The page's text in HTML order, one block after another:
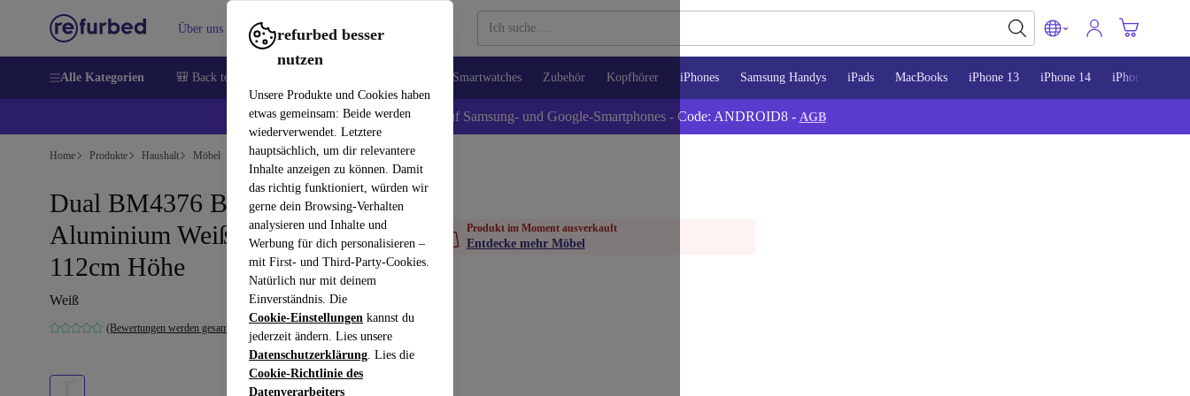
refurbed besser
nutzen
Unsere Produkte und Cookies haben
etwas gemeinsam: Beide werden
wiederverwendet. Letztere
hauptsächlich, um dir relevantere
Inhalte anzeigen zu können. Damit
das richtig funktioniert, würden wir
gerne dein Browsing-Verhalten
analysieren und Inhalte und
Werbung für dich personalisieren –
mit First- und Third-Party-Cookies.
Natürlich nur mit deinem
Einverständnis. Die
Cookie-Einstellungen kannst du
jederzeit ändern. Lies unsere
Datenschutzerklärung. Lies die
Cookie-Richtlinie des
Datenverarbeiters
Über uns Verkaufen Hilfe
Alle Kategorien 🎒 Back to school Smartwatches Zubehör Kopfhörer iPhones Samsung Handys iPads MacBooks iPhone 13 iPhone 14 iPhone 15
💰 Extra -8% auf Samsung- und Google-Smartphones - Code: ANDROID8 - AGB
Home Produkte Haushalt Möbel
Dual BM4376 Bartisch
Aluminium Weiß Ø 70cm
112cm Höhe
Weiß
(Bewertungen werden gesammelt)
Produkt im Moment ausverkauft
Entdecke mehr Möbel